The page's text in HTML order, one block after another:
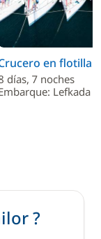
en flotilla
días, 7 noches
Lefkada
?